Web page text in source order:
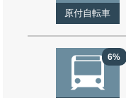
原付自転車
6%